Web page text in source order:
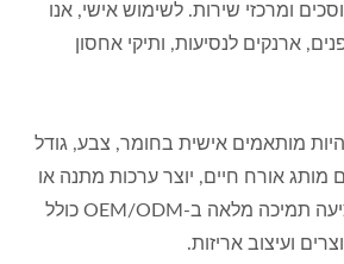
ומרכזי שירות. לשימוש אישי, אנו
ארנקים לנסיעות, ותיקי אחסון
מותאמים אישית בחומר, צבע, גודל
מותג אורח חיים, יוצר ערכות מתנה או
מפיץ רכב, LEOS מציעה תמיכה מלאה ב-OEM/ODM כולל
ועיצוב אריזות.